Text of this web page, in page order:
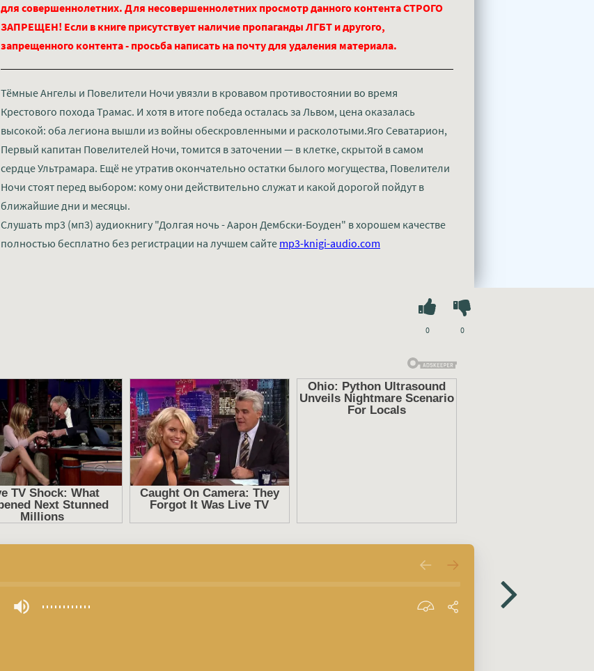
для совершеннолетних. Для несовершеннолетних просмотр данного контента СТРОГО
ЗАПРЕЩЕН! Если в книге присутствует наличие пропаганды ЛГБТ и другого,
запрещенного контента - просьба написать на почту для удаления материала.
Тёмные Ангелы и Повелители Ночи увязли в кровавом противостоянии во время
Крестового похода Трамас. И хотя в итоге победа осталась за Львом, цена оказалась
высокой: оба легиона вышли из войны обескровленными и расколотыми.Яго Севатарион,
Первый капитан Повелителей Ночи, томится в заточении — в клетке, скрытой в самом
сердце Ультрамара. Ещё не утратив окончательно остатки былого могущества, Повелители
Ночи стоят перед выбором: кому они действительно служат и какой дорогой пойдут в
ближайшие дни и месяцы.
Слушать mp3 (мп3) аудиокнигу "Долгая ночь - Аарон Дембски-Боуден" в хорошем качестве
полностью бесплатно без регистрации на лучшем сайте mp3-knigi-audio.com
0 0